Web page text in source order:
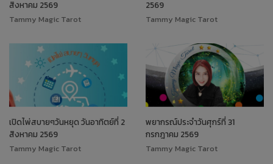
สิงหาคม 2569
Tammy Magic Tarot
2569
Tammy Magic Tarot
เปิดไพ่สบายๆวันหยุด วันอาทิตย์ที่ 2
สิงหาคม 2569
Tammy Magic Tarot
พยากรณ์ประจำวันศุกร์ที่ 31
กรกฎาคม 2569
Tammy Magic Tarot